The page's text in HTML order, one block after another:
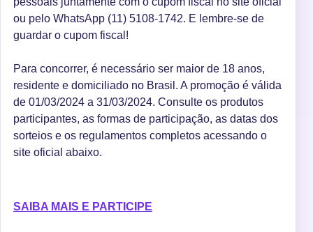
ou pelo WhatsApp (11) 5108-1742. E lembre-se de
guardar o cupom fiscal!
Para concorrer, é necessário ser maior de 18 anos,
residente e domiciliado no Brasil. A promoção é válida
de 01/03/2024 a 31/03/2024. Consulte os produtos
participantes, as formas de participação, as datas dos
sorteios e os regulamentos completos acessando o
site oficial abaixo.
SAIBA MAIS E PARTICIPE